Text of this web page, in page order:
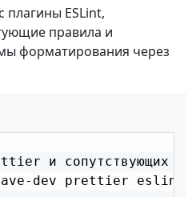
плагины ESLint,
правила и
форматирования через
и сопутствующих
dev prettier